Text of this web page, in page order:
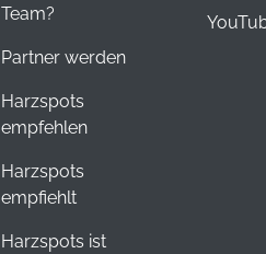
Team?
Partner werden
Harzspots
empfehlen
Harzspots
empfiehlt
Harzspots ist